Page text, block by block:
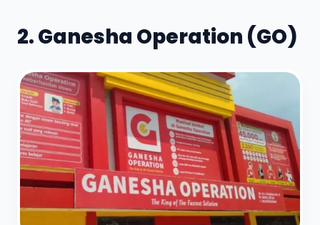
2. Ganesha Operation (GO)